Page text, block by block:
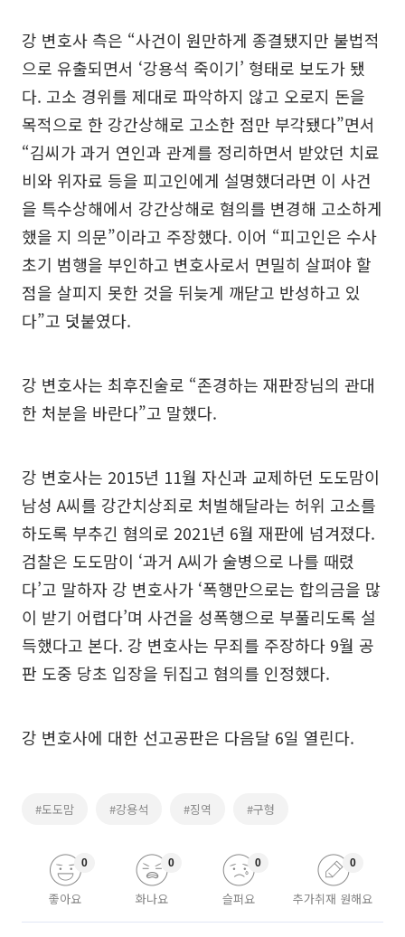
강 변호사 측은 “사건이 원만하게 종결됐지만 불법적
으로 유출되면서 ‘강용석 죽이기’ 형태로 보도가 됐
다. 고소 경위를 제대로 파악하지 않고 오로지 돈을
목적으로 한 강간상해로 고소한 점만 부각됐다”면서
“김씨가 과거 연인과 관계를 정리하면서 받았던 치료
비와 위자료 등을 피고인에게 설명했더라면 이 사건
을 특수상해에서 강간상해로 혐의를 변경해 고소하게
했을 지 의문”이라고 주장했다. 이어 “피고인은 수사
초기 범행을 부인하고 변호사로서 면밀히 살펴야 할
점을 살피지 못한 것을 뒤늦게 깨닫고 반성하고 있
다”고 덧붙였다.
강 변호사는 최후진술로 “존경하는 재판장님의 관대
한 처분을 바란다”고 말했다.
강 변호사는 2015년 11월 자신과 교제하던 도도맘이
남성 A씨를 강간치상죄로 처벌해달라는 허위 고소를
하도록 부추긴 혐의로 2021년 6월 재판에 넘겨졌다.
검찰은 도도맘이 ‘과거 A씨가 술병으로 나를 때렸
다’고 말하자 강 변호사가 ‘폭행만으로는 합의금을 많
이 받기 어렵다’며 사건을 성폭행으로 부풀리도록 설
득했다고 본다. 강 변호사는 무죄를 주장하다 9월 공
판 도중 당초 입장을 뒤집고 혐의를 인정했다.
강 변호사에 대한 선고공판은 다음달 6일 열린다.
#도도맘 #강용석 #징역 #구형
좋아요
0
화나요
0
슬퍼요
0
추가취재 원해요
0